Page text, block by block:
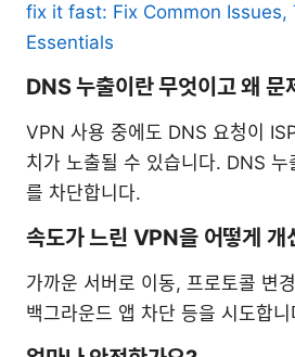
fix it fast: Fix Common Issues,
Essentials
DNS 누출이란 무엇이고 왜 문
VPN 사용 중에도 DNS 요청이
치가 노출될 수 있습니다. DNS 누
를 차단합니다.
속도가 느린 VPN을 어떻게 개
가까운 서버로 이동, 프로토콜 변
백그라운드 앱 차단 등을 시도합니